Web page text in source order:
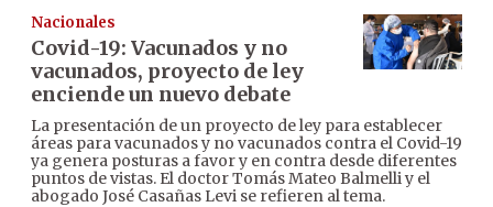
Nacionales
Covid-19: Vacunados y no
vacunados, proyecto de ley
enciende un nuevo debate
La presentación de un proyecto de ley para establecer
áreas para vacunados y no vacunados contra el Covid-19
ya genera posturas a favor y en contra desde diferentes
puntos de vistas. El doctor Tomás Mateo Balmelli y el
abogado José Casañas Levi se refieren al tema.